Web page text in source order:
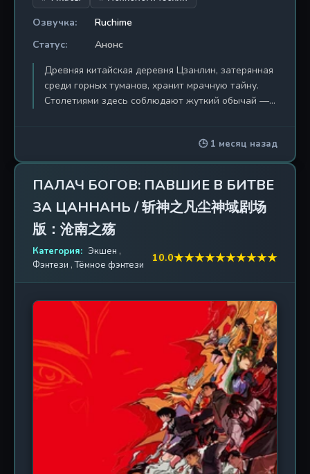
Озвучка:
Ruchime
Статус:
Анонс
Древняя китайская деревня Цзанлин, затерянная
среди горных туманов, хранит мрачную тайну.
Столетиями здесь соблюдают жуткий обычай —
траурный наряд из рисовой бумаги. Главная
героиня Тао Мэнъянь, обычная современная
девушка, оказывается втянутой в водоворот
кошмаров, когда ей начинает сниться один и тот
же сон: она стоит в свадебном зале, но вместо
алого шелка на ней — белое погребальное
платье, а вокруг — безмолвные бумажные
фигуры с пустыми глазницами. Пытаясь
разорвать порочный круг сновидений, Тао
отправляется в реальное путешествие в
Цзанлин, где сталкивается с леденящей душу
реальностью. Деревня живёт по своим жестоким
законам: раз в несколько лет совет старейшин
выбирает «невесту», которую насильно уводят в
древний храм, посвященный загадочному
божеству Цзанцзунь. Любой, кто пытается
помешать ритуалу, исчезает бесследно, а его имя
вымарывают из всех хроник. По мере
расследования Тао обнаруживает связь между
своим прошлым воплощением и исчезновением
нескольких девушек за последние сто лет.
Вместе с местным археологом, изучающим
🕒 1 месяц назад
ПАЛАЧ БОГОВ: ПАВШИЕ В БИТВЕ
ЗА ЦАННАНЬ / 斩神之凡尘神域剧场
版：沧南之殇
Категория: Экшен ,
Фэнтези ,Тёмное фэнтези
10.0★★★★★★★★★★